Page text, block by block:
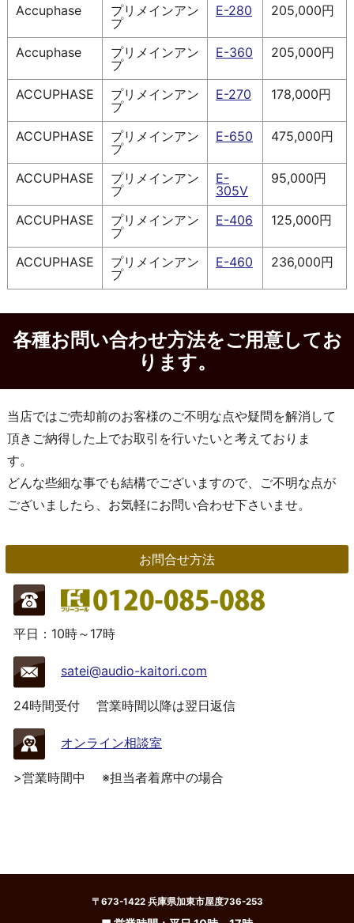
Accuphase
プリメインアン
プ
E-280 205,000円
Accuphase
プリメインアン
プ
E-360 205,000円
ACCUPHASE
プリメインアン
プ
E-270 178,000円
ACCUPHASE
プリメインアン
プ
E-650 475,000円
ACCUPHASE
プリメインアン
プ
E-
305V
95,000円
ACCUPHASE
プリメインアン
プ
E-406 125,000円
ACCUPHASE
プリメインアン
プ
E-460 236,000円
各種お問い合わせ方法をご用意してお
ります。
当店ではご売却前のお客様のご不明な点や疑問を解消して
頂きご納得した上でお取引を行いたいと考えておりま
す。
どんな些細な事でも結構でございますので、ご不明な点が
ございましたら、お気軽にお問い合わせ下さいませ。
お問合せ方法
平日：10時～17時
satei@audio-kaitori.com
24時間受付 営業時間以降は翌日返信
オンライン相談室
>営業時間中 ※担当者着席中の場合
〒673-1422 兵庫県加東市屋度736-253